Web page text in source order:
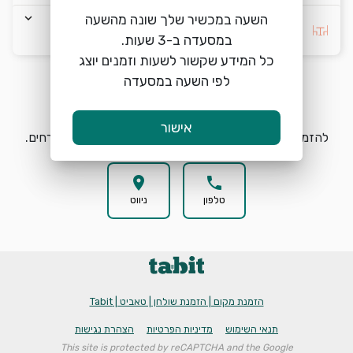
keyboard_arrow_down
בחרו העדפה *
להזמנת מקום בבואו | Bo'u בחרו תאריך, שעה וכמות אורחים.
phone
טלפון
location_on
ניווט
הזמנת מקום | הזמנת שולחן | טאביט | Tabit
תנאי השימוש מדיניות הפרטיות הצהרת נגישות
This site is protected by reCAPTCHA and the Google
השעה במכשיר שלך שונה מהשעה
כל המידע שקשור לשעות וזמנים יוצג
לפי השעה במסעדה
אישור